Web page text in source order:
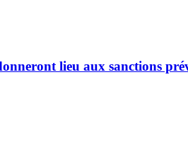
lieu aux sanctions